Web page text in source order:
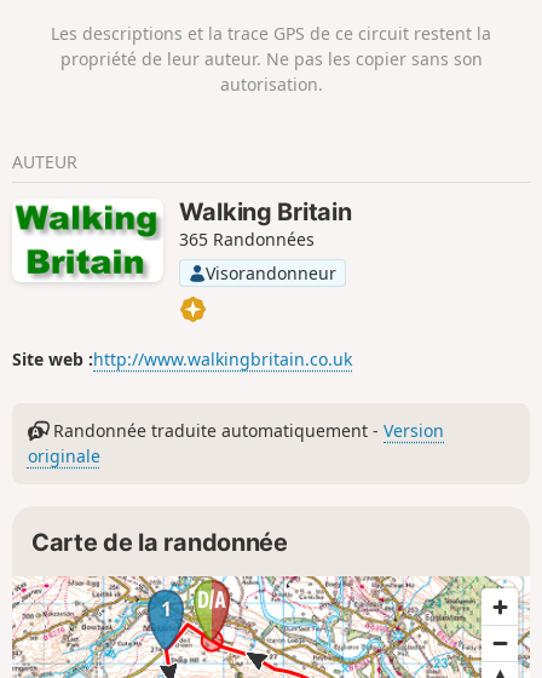
Les descriptions et la trace GPS de ce circuit restent la
propriété de leur auteur. Ne pas les copier sans son
autorisation.
AUTEUR
Walking Britain
365 Randonnées
Visorandonneur
Site web :http://www.walkingbritain.co.uk
Randonnée traduite automatiquement -Version
originale
Carte de la randonnée
1